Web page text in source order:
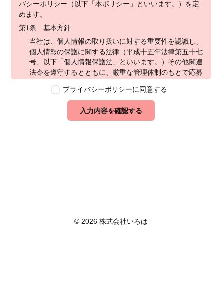
バシーポリシー（以下「本ポリシー」といいます。）を定
めます。
第1条　基本方針
当社は、個人情報の取り扱いに対する重要性を認識し、
個人情報の保護に関する法律（平成十五年法律第五十七
号、以下「個人情報保護法」といいます。）その他関連
法令を遵守するとともに、厳重な管理体制のもとで応募
本ウェブサイトで取得する個人情報に限り適用されるも
のとします。
第2条　個人情報の定義
情報取扱事業者が、開示、内容の訂正、追加又は削除、
プライバシーポリシーに同意する
入力内容を確認する
© 2026 株式会社いろは